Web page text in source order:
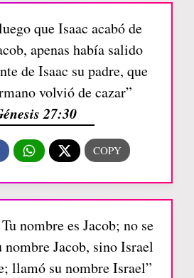
que Isaac acabó de
apenas había salido
de Isaac su padre, que
volvió de cazar”
27:30
nombre es Jacob; no se
Jacob, sino Israel
llamó su nombre Israel”